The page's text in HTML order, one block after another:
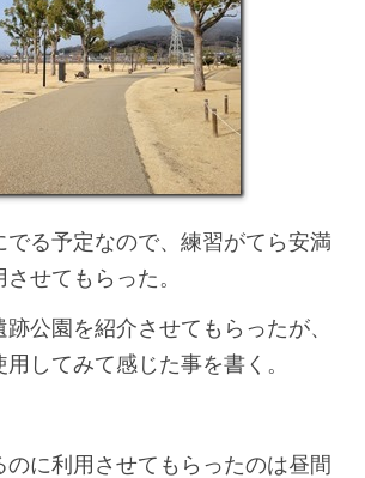
でる予定なので、練習がてら安満
せてもらった。
公園を紹介させてもらったが、
してみて感じた事を書く。
のに利用させてもらったのは昼間